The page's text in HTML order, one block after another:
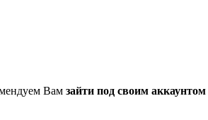
Вам зайти под своим аккаунтом